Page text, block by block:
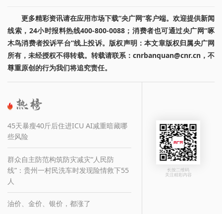
更多精彩资讯请在应用市场下载“央广网”客户端。欢迎提供新闻
线索，24小时报料热线400-800-0088；消费者也可通过央广网“啄
木鸟消费者投诉平台”线上投诉。版权声明：本文章版权归属央广网
所有，未经授权不得转载。转载请联系：cnrbanquan@cnr.cn，不
尊重原创的行为我们将追究责任。
45天暴瘦40斤后住进ICU AI减重暗藏哪
些风险
群众自主防范构筑防灾减灾“人民防
线”：贵州一村民洗车时发现险情救下55
人
油价、金价、银价，都涨了
长按二维码
关注精彩内容